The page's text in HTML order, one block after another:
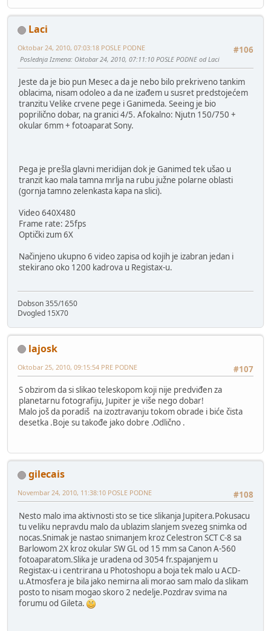
Laci
#106
Oktobar 24, 2010, 07:03:18 POSLE PODNE
Poslednja Izmena: Oktobar 24, 2010, 07:11:10 POSLE PODNE od Laci
Jeste da je bio pun Mesec a da je nebo bilo prekriveno tankim
oblacima, nisam odoleo a da ne izađem u susret predstojećem
tranzitu Velike crvene pege i Ganimeda. Seeing je bio
poprilično dobar, na granici 4/5. Afokalno: Njutn 150/750 +
okular 6mm + fotoaparat Sony.
Pega je prešla glavni meridijan dok je Ganimed tek ušao u
tranzit kao mala tamna mrlja na rubu južne polarne oblasti
(gornja tamno zelenkasta kapa na slici).
Video 640X480
Frame rate: 25fps
Optički zum 6X
Načinjeno ukupno 6 video zapisa od kojih je izabran jedan i
stekirano oko 1200 kadrova u Registax-u.
Dobson 355/1650
Dvogled 15X70
lajosk
#107
Oktobar 25, 2010, 09:15:54 PRE PODNE
S obzirom da si slikao teleskopom koji nije predviđen za
planetarnu fotografiju, Jupiter je više nego dobar!
Malo još da poradiš na izoztravanju tokom obrade i biće čista
desetka .Boje su takođe jako dobre .Odlično .
gilecais
#108
Novembar 24, 2010, 11:38:10 POSLE PODNE
Nesto malo ima aktivnosti sto se tice slikanja Jupitera.Pokusacu
tu veliku nepravdu malo da ublazim slanjem svezeg snimka od
nocas.Snimak je nastao snimanjem kroz Celestron SCT C-8 sa
Barlowom 2X kroz okular SW GL od 15 mm sa Canon A-560
fotoaparatom.Slika je uradena od 3054 fr.spajanjem u
Registax-u i centrirana u Photoshopu a boja tek malo u ACD-
u.Atmosfera je bila jako nemirna ali morao sam malo da slikam
posto to nisam mogao skoro 2 nedelje.Pozdrav svima na
forumu od Gileta.